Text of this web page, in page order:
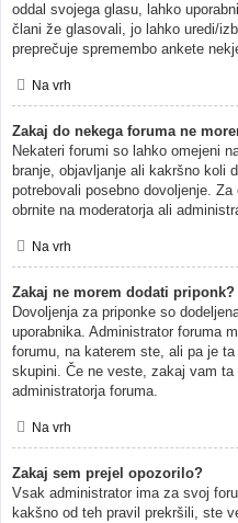
oddal svojega glasu, lahko
člani že glasovali, jo lahko uredi/
preprečuje spremembo ankete
Na vrh
Zakaj do nekega foruma ne
Nekateri forumi so lahko omejeni
branje, objavljanje ali kakršno koli
potrebovali posebno dovoljenje.
obrnite na moderatorja ali
Na vrh
Zakaj ne morem dodati priponk?
Dovoljenja za priponke so
uporabnika. Administrator foruma
forumu, na katerem ste, ali pa je
skupini. Če ne veste, zakaj vam
administratorja foruma.
Na vrh
Zakaj sem prejel opozorilo?
Vsak administrator ima za svoj
kakšno od teh pravil prekršili, ste